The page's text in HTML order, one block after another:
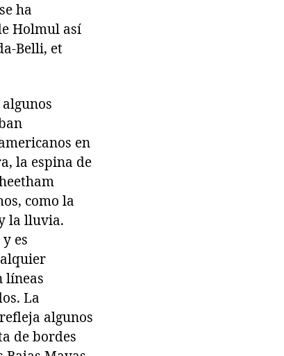
ha
Holmul así
Belli, et
en
la espina de
como la
la lluvia.
es
líneas
La
algunos
de bordes